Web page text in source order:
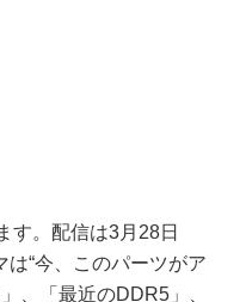
す。配信は3月28日
は“今、このパーツがア
、「最近のDDR5」、